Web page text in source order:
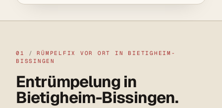
01 /
RÜMPELFIX VOR ORT IN BIETIGHEIM-
BISSINGEN
Entrümpelung in
Bietigheim-Bissingen.